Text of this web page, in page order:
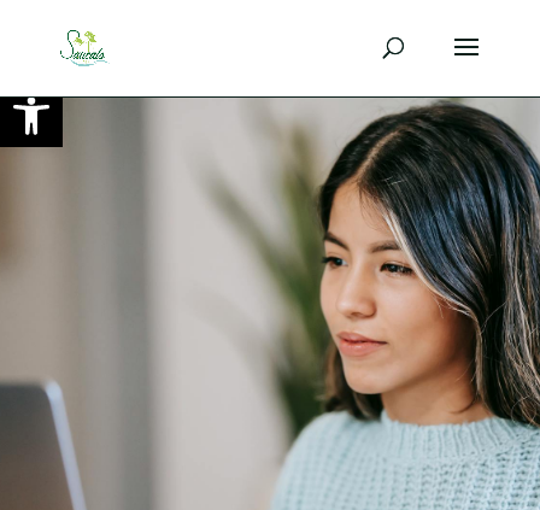
Ouvrir la barre d’outils